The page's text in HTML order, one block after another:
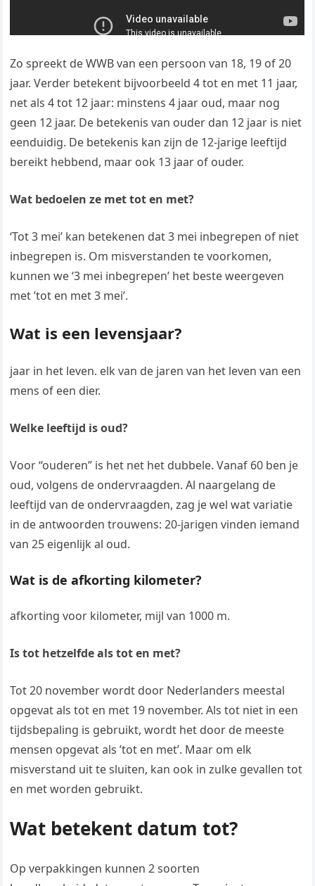
Zo spreekt de WWB van een persoon van 18, 19 of 20
jaar. Verder betekent bijvoorbeeld 4 tot en met 11 jaar,
net als 4 tot 12 jaar: minstens 4 jaar oud, maar nog
geen 12 jaar. De betekenis van ouder dan 12 jaar is niet
eenduidig. De betekenis kan zijn de 12-jarige leeftijd
bereikt hebbend, maar ook 13 jaar of ouder.
Wat bedoelen ze met tot en met?
‘Tot 3 mei’ kan betekenen dat 3 mei inbegrepen of niet
inbegrepen is. Om misverstanden te voorkomen,
kunnen we ‘3 mei inbegrepen’ het beste weergeven
met ’tot en met 3 mei’.
Wat is een levensjaar?
jaar in het leven. elk van de jaren van het leven van een
mens of een dier.
Welke leeftijd is oud?
Voor “ouderen” is het net het dubbele. Vanaf 60 ben je
oud, volgens de ondervraagden. Al naargelang de
leeftijd van de ondervraagden, zag je wel wat variatie
in de antwoorden trouwens: 20-jarigen vinden iemand
van 25 eigenlijk al oud.
Wat is de afkorting kilometer?
afkorting voor kilometer, mijl van 1000 m.
Is tot hetzelfde als tot en met?
Tot 20 november wordt door Nederlanders meestal
opgevat als tot en met 19 november. Als tot niet in een
tijdsbepaling is gebruikt, wordt het door de meeste
mensen opgevat als ’tot en met’. Maar om elk
misverstand uit te sluiten, kan ook in zulke gevallen tot
en met worden gebruikt.
Wat betekent datum tot?
Op verpakkingen kunnen 2 soorten